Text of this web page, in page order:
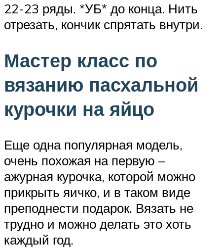
22-23 ряды. *УБ* до конца. Нить
отрезать, кончик спрятать внутри.
Мастер класс по
вязанию пасхальной
курочки на яйцо
Еще одна популярная модель,
очень похожая на первую –
ажурная курочка, которой можно
прикрыть яичко, и в таком виде
преподнести подарок. Вязать не
трудно и можно делать это хоть
каждый год.